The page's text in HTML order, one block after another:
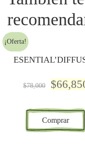
¡Oferta!
$78,000 $
Comprar